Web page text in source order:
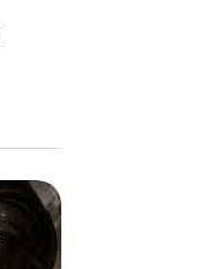
Facebook